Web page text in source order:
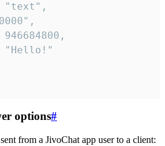
options#
from a JivoChat app user to a client: